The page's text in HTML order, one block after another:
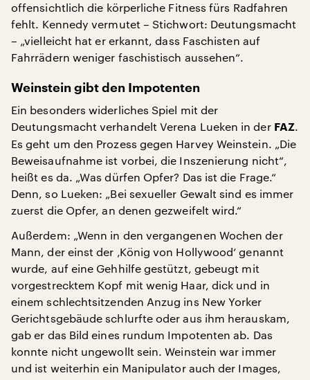
offensichtlich die körperliche Fitness fürs Radfahren
fehlt. Kennedy vermutet – Stichwort: Deutungsmacht
– „vielleicht hat er erkannt, dass Faschisten auf
Fahrrädern weniger faschistisch aussehen“.
Weinstein gibt den Impotenten
Ein besonders widerliches Spiel mit der
Deutungsmacht verhandelt Verena Lueken in der FAZ.
Es geht um den Prozess gegen Harvey Weinstein. „Die
Beweisaufnahme ist vorbei, die Inszenierung nicht“,
heißt es da. „Was dürfen Opfer? Das ist die Frage.“
Denn, so Lueken: „Bei sexueller Gewalt sind es immer
zuerst die Opfer, an denen gezweifelt wird.“
Außerdem: „Wenn in den vergangenen Wochen der
Mann, der einst der ‚König von Hollywood‘ genannt
wurde, auf eine Gehhilfe gestützt, gebeugt mit
vorgestrecktem Kopf mit wenig Haar, dick und in
einem schlechtsitzenden Anzug ins New Yorker
Gerichtsgebäude schlurfte oder aus ihm herauskam,
gab er das Bild eines rundum Impotenten ab. Das
konnte nicht ungewollt sein. Weinstein war immer
und ist weiterhin ein Manipulator auch der Images,